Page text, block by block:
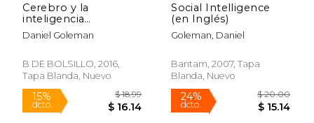
Cerebro y la
inteligencia
emocional
Daniel Goleman
B DE BOLSILLO, 2016,
Tapa Blanda, Nuevo
Social Intelligence
(en Inglés)
Goleman, Daniel
Bantam, 2007, Tapa
Blanda, Nuevo